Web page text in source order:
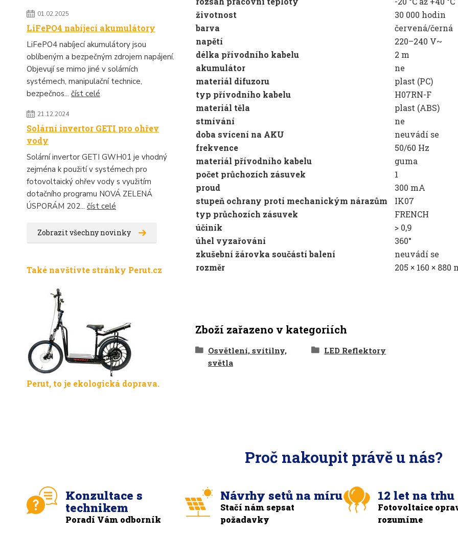
01.02.2025
LiFePO4 nabíjecí akumulátory
LiFePO4 nabíjecí akumulátory jsou
oblíbeným a bezpečným zdrojem napájení.
Objevují se mimo jiné v solárních
systémech, manipulační technice,
bezpečnos... číst celé
21.12.2024
Solární invertor GETI pro ohřev
vody
Solární invertor GETI GWH01 je vhodný
zejména k použití v systémech pro
fotovoltaický ohřev vody s využitím
dotačního programu NOVÁ ZELENÁ
ÚSPORÁM 202... číst celé
Zobrazit všechny novinky
Také navštivte stránky Perut.cz
Perut, to je ekologická doprava.
životnost
30 000 hodin
barva
červená/černá
napětí
220–240 V~
délka přívodního kabelu
2 m
akumulátor
ne
materiál difuzoru
plast (PC)
typ přívodního kabelu
H07RN-F
materiál těla
plast (ABS)
stmívání
ne
doba svícení na AKU
neuvádí se
frekvence
50/60 Hz
materiál přívodního kabelu
guma
počet průchozích zásuvek
1
proud
300 mA
stupeň ochrany proti mechanickým nárazům
IK07
typ průchozích zásuvek
FRENCH
účiník
> 0,9
úhel vyzařování
360°
zkušební žárovka součástí balení
neuvádí se
rozměr
205 × 160 × 880
Zboží zařazeno v kategoriích
Osvětlení, svítilny,
světla
LED Reflektory
Proč nakoupit právě u nás?
Konzultace s
technikem
Poradí Vám odborník
Návrhy setů na míru
Stačí nám sepsat
požadavky
12 let na trhu
Fotovoltaice
rozumíme